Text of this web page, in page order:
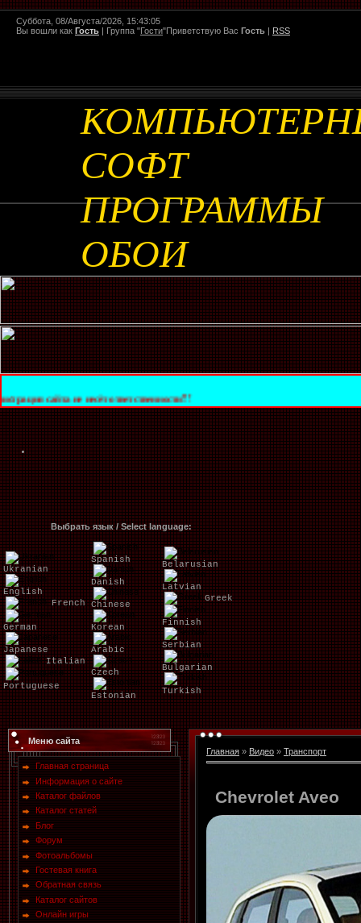
Суббота, 08/Августа/2026, 15:43:05
Вы вошли как Гость | Группа "Гости"Приветствую Вас Гость | RSS
СОФТ
ПРОГРАММЫ
ОБОИ
не несёт ответственности!!!
Выбрать язык / Select language:
Ukranian
English
French
German
Japanese
Italian
Portuguese
Spanish
Danish
Chinese
Korean
Arabic
Czech
Estonian
Belarusian
Latvian
Greek
Finnish
Serbian
Bulgarian
Turkish
Меню сайта
Главная страница
Информация о сайте
Каталог файлов
Каталог статей
Блог
Форум
Фотоальбомы
Гостевая книга
Обратная связь
Каталог сайтов
Онлайн игры
Главная » Видео » Транспорт
Chevrolet Aveo